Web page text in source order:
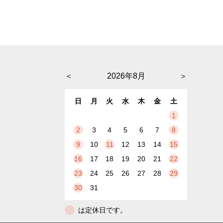
＜ ＞
2026年8月
日 月 火 水 木 金
土
1
2
3 4 5 6 7
8
9
10 11 12 13 14
15
16
17 18 19 20 21
22
23
24 25 26 27 28
29
30
31
は定休日です。